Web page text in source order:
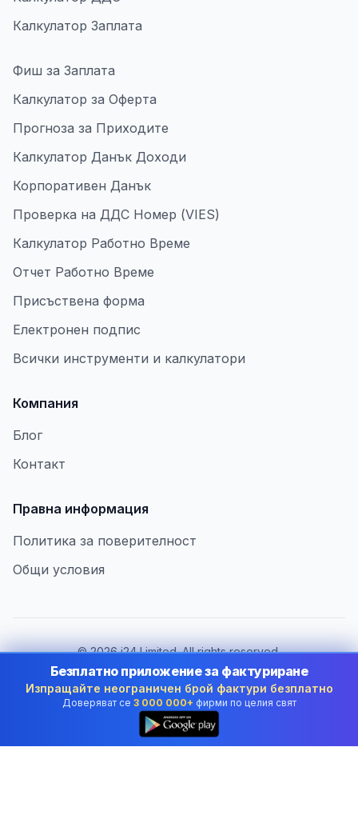
Калкулатор Заплата
Фиш за Заплата
Калкулатор за Оферта
Прогноза за Приходите
Калкулатор Данък Доходи
Корпоративен Данък
Проверка на ДДС Номер (VIES)
Калкулатор Работно Време
Отчет Работно Време
Присъствена форма
Електронен подпис
Всички инструменти и калкулатори
Компания
Блог
Контакт
Правна информация
Политика за поверителност
Общи условия
©2026i24 Limited. All rights reserved.
В услуга на бизнеса в Bulgaria
Смяна на държава:
Bulgaria
Безплатно приложение за фактуриране
Изпращайте неограничен брой фактури безплатно
Доверяват се 3 000 000+ фирми по целия свят